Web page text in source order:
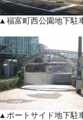
▲福富町西公園地下駐
▲ポートサイド地下駐